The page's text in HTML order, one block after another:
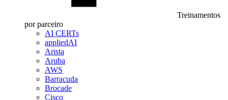
Treinamentos
por parceiro
AI CERTs
appliedAI
Arista
Aruba
AWS
Barracuda
Brocade
Cisco